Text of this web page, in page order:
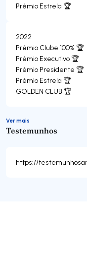
Prémio Estrela 🏆
2022
Prémio Clube 100% 🏆
Prémio Executivo 🏆
Prémio Presidente 🏆
Prémio Estrela 🏆
GOLDEN CLUB 🏆
Ver mais
Testemunhos
https://